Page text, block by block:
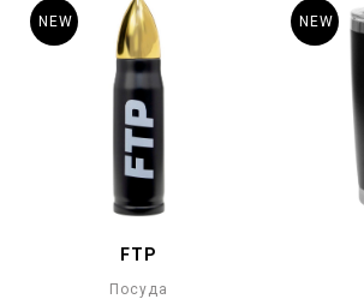
FTP
Посуда
NEW NEW